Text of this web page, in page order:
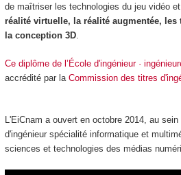
de maîtriser les technologies du jeu vidéo
réalité virtuelle, la réalité augmentée,
la conception 3D.
Ce diplôme de l’École d'ingénieur ·
accrédité par la Commission des titres
L'EiCnam a ouvert en octobre 2014, au
d'ingénieur spécialité informatique et
sciences et technologies des médias